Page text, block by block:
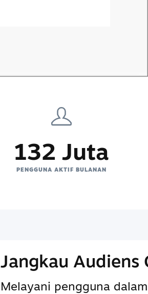
132 Juta
PENGGUNA AKTIF BULANAN
Jangkau Audiens
Melayani pengguna